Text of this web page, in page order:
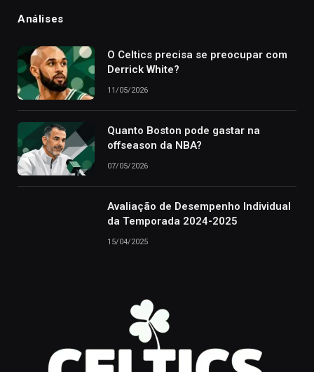
Análises
O Celtics precisa se preocupar com
Derrick White?
11/05/2026
Quanto Boston pode gastar na
offseason da NBA?
07/05/2026
Avaliação de Desempenho Individual
da Temporada 2024-2025
15/04/2025